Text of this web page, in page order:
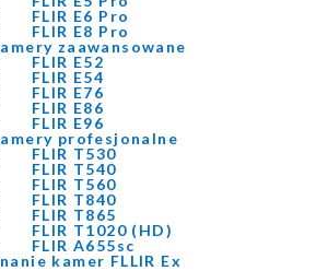
FLIR E6 Pro
FLIR E8 Pro
zaawansowane
FLIR E52
FLIR E54
FLIR E76
FLIR E86
FLIR E96
profesjonalne
FLIR T530
FLIR T540
FLIR T560
FLIR T840
FLIR T865
FLIR T1020 (HD)
FLIR A655sc
kamer FLLIR Ex